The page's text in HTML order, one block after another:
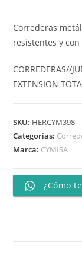
Correderas
resistentes y
CORREDERAS//
EXTENSION
SKU: HERCYM398
Categorías:
Marca: CYMISA
¿Cómo